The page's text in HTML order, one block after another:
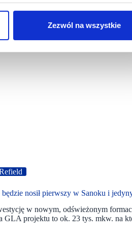
Zezwól na wszystkie
nosił pierwszy w Sanoku i
w nowym, odświeżonym
projektu to ok. 23 tys. mkw. na